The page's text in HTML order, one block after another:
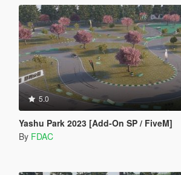
5.0
Yashu Park 2023 [Add-On SP / FiveM]
By FDAC